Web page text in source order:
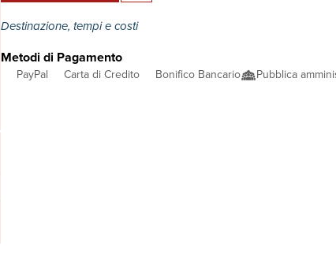
Destinazione, tempi e costi
Metodi di Pagamento
PayPal Carta di Credito Bonifico Bancario Pubblica